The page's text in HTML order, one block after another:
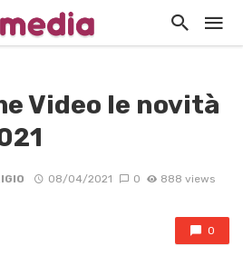
Video le novità
08/04/2021 0 888 views
0